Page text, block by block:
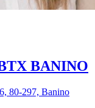
BANINO
80-297, Banino